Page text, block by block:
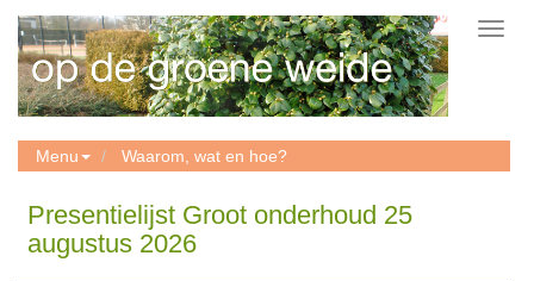
Menu Waarom, wat en hoe?
Presentielijst Groot onderhoud 25
augustus 2026